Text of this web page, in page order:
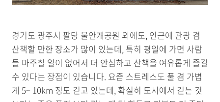
경기도 광주시 팔당 물안개공원 외에도, 인근에 관광 겸
산책할 만한 장소가 많이 있는데, 특히 평일에 가면 사람
들 마주칠 일이 없어서 더 안심하고 산책을 여유롭게 즐길
수 있다는 장점이 있습니다. 요즘 스트레스도 풀 겸 가볍
게 5~ 10km 정도 걷고 있는데, 확실히 도시에서 걷는 것